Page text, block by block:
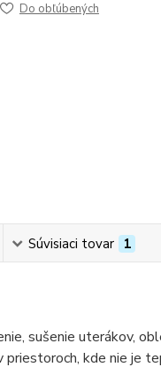
Do obľúbených
Súvisiaci tovar 1
sušenie uterákov,
kde nie je